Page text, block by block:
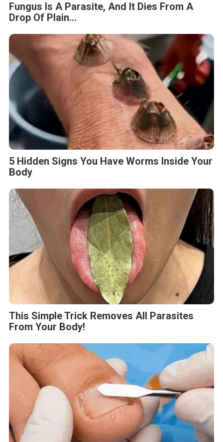
Fungus Is A Parasite, And It Dies From A
Drop Of Plain...
5 Hidden Signs You Have Worms Inside Your
Body
This Simple Trick Removes All Parasites
From Your Body!